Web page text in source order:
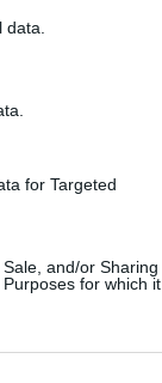
for Targeted
and/or Sharing
for which it